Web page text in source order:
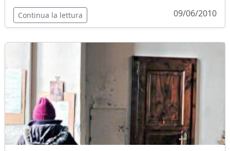
Continua la lettura 09/06/2010